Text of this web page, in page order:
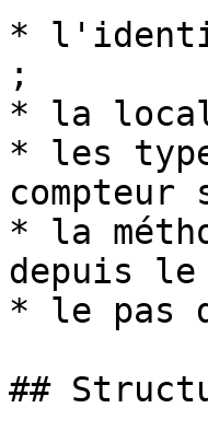
*
;
* la
* les
* la
depuis le
* le pas
##